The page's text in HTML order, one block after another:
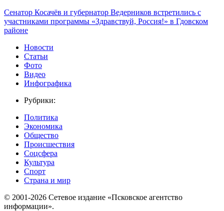
Сенатор Косачёв и губернатор Ведерников встретились с
участниками программы «Здравствуй, Россия!» в Гдовском
районе
Новости
Статьи
Фото
Видео
Инфографика
Рубрики:
Политика
Экономика
Общество
Происшествия
Соцсфера
Культура
Спорт
Страна и мир
© 2001-2026 Сетевое издание «Псковское агентство
информации».